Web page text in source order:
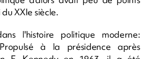
XXIe siècle.
l'histoire politique moderne:
à la présidence après